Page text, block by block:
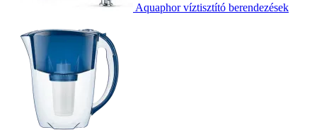
Aquaphor víztisztító berendezések